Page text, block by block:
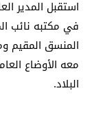
استقبل المدير
في مكتبه نائب
المنسق المقيم
معه الأوضاع
البلاد.